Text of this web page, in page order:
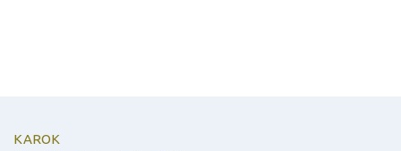
KAROK